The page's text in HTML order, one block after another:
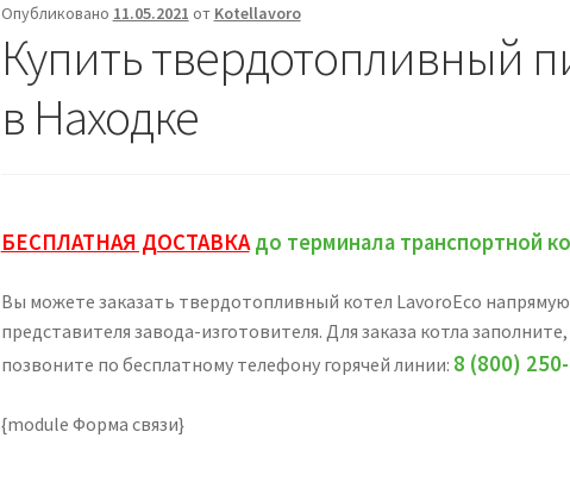
Опубликовано 11.05.2021 от Kotellavoro
Купить твердотопливный
в Находке
БЕСПЛАТНАЯ ДОСТАВКАдо терминала транспортной
Вы можете заказать твердотопливный котел LavoroEco напрямую
представителя завода-изготовителя. Для заказа котла
позвоните по бесплатному телефону горячей линии: 8 (800)
{module Форма связи}